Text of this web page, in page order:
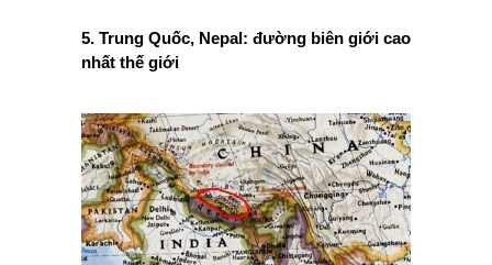
5. Trung Quốc, Nepal: đường biên giới cao
nhất thế giới